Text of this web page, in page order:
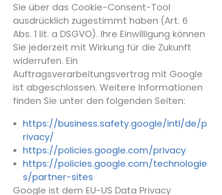
Sie über das Cookie-Consent-Tool
ausdrücklich zugestimmt haben (Art. 6
Abs. 1 lit. a DSGVO). Ihre Einwilligung können
Sie jederzeit mit Wirkung für die Zukunft
widerrufen. Ein
Auftragsverarbeitungsvertrag mit Google
ist abgeschlossen. Weitere Informationen
finden Sie unter den folgenden Seiten:
https://business.safety.google/intl/de/p
rivacy/
https://policies.google.com/privacy
https://policies.google.com/technologie
s/partner-sites
Google ist dem EU-US Data Privacy